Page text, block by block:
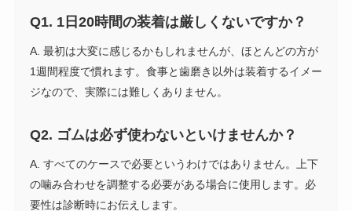
Q1. 1日20時間の装着は厳しくないですか？
A. 最初は大変に感じるかもしれませんが、ほとんどの方が
1週間程度で慣れます。食事と歯磨き以外は装着するイメー
ジなので、実際には難しくありません。
Q2. ゴムは必ず使わないといけませんか？
A. すべてのケースで必要というわけではありません。上下
の噛み合わせを調整する必要がある場合に使用します。必
要性は診断時にお伝えします。